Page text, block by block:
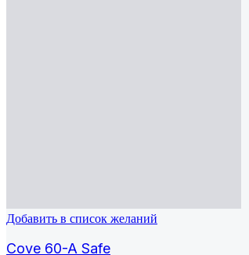
Добавить в список желаний
Cove 60-A Safe